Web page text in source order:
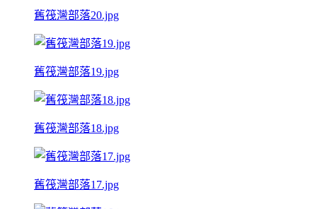
舊筏灣部落20.jpg
舊筏灣部落19.jpg
舊筏灣部落18.jpg
舊筏灣部落17.jpg